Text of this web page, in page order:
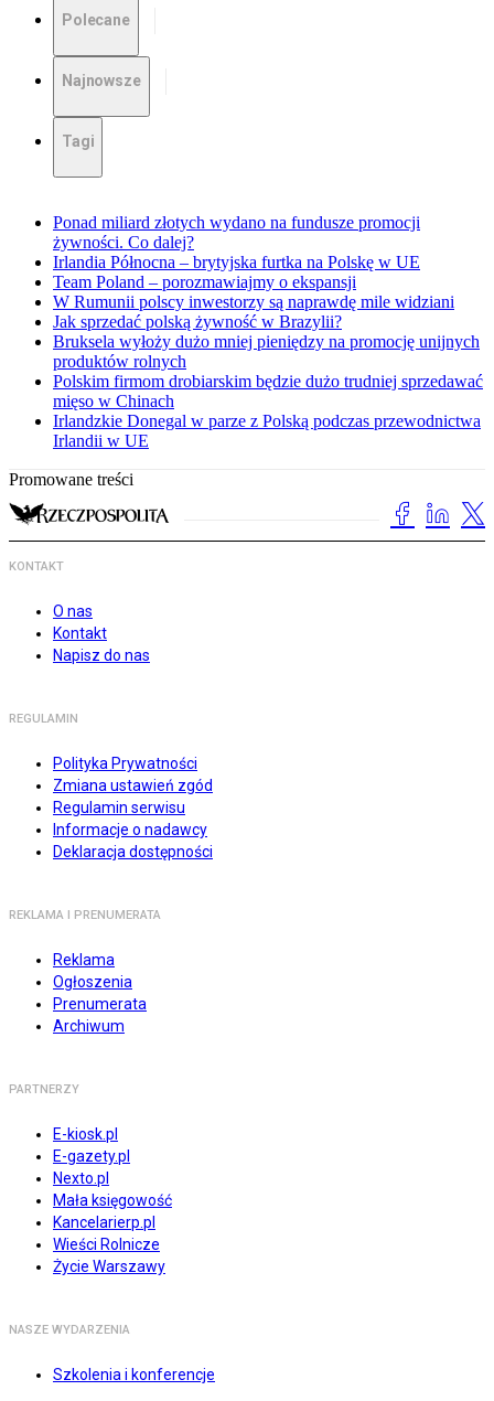
Polecane
Najnowsze
Tagi
Ponad miliard złotych wydano na fundusze promocji
żywności. Co dalej?
Irlandia Północna – brytyjska furtka na Polskę w UE
Team Poland – porozmawiajmy o ekspansji
W Rumunii polscy inwestorzy są naprawdę mile widziani
Jak sprzedać polską żywność w Brazylii?
Bruksela wyłoży dużo mniej pieniędzy na promocję unijnych
produktów rolnych
Polskim firmom drobiarskim będzie dużo trudniej sprzedawać
mięso w Chinach
Irlandzkie Donegal w parze z Polską podczas przewodnictwa
Irlandii w UE
Promowane treści
KONTAKT
O nas
Kontakt
Napisz do nas
REGULAMIN
Polityka Prywatności
Zmiana ustawień zgód
Regulamin serwisu
Informacje o nadawcy
Deklaracja dostępności
REKLAMA I PRENUMERATA
Reklama
Ogłoszenia
Prenumerata
Archiwum
PARTNERZY
E-kiosk.pl
E-gazety.pl
Nexto.pl
Mała księgowość
Kancelarierp.pl
Wieści Rolnicze
Życie Warszawy
NASZE WYDARZENIA
Szkolenia i konferencje